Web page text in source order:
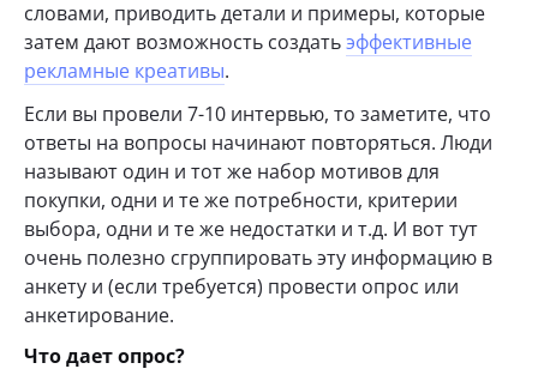
словами, приводить детали и примеры, которые
затем дают возможность создатьэффективные
рекламные креативы.
Если вы провели 7-10 интервью, то заметите, что
ответы на вопросы начинают повторяться. Люди
называют один и тот же набор мотивов для
покупки, одни и те же потребности, критерии
выбора, одни и те же недостатки и т.д. И вот тут
очень полезно сгруппировать эту информацию в
анкету и (если требуется) провести опрос или
анкетирование.
Что дает опрос?